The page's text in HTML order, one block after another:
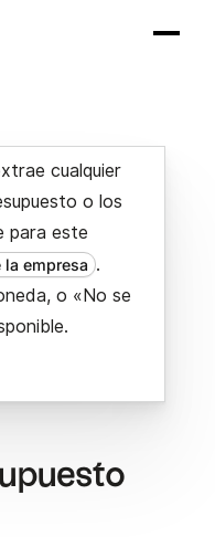
cualquier
o los
para este
la empresa .
o «No se